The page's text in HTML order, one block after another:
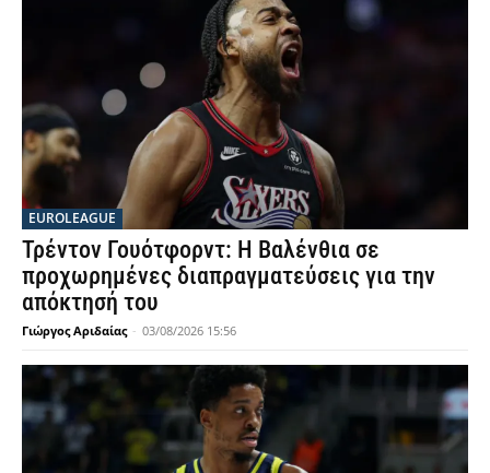
EUROLEAGUE
Τρέντον Γουότφορντ: Η Βαλένθια σε
προχωρημένες διαπραγματεύσεις για την
απόκτησή του
Γιώργος Αριδαίας - 03/08/2026 15:56